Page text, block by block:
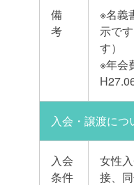
備
考
※名義
示で
す）
※年会
入会・譲渡につ
入会
条件
女性
接、